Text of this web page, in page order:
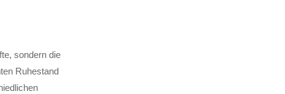
sondern die
Ruhestand